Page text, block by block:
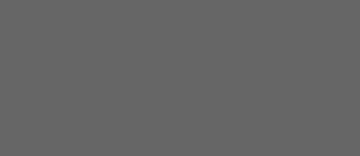
praw wymienionych
do Twoich zainteresowań,